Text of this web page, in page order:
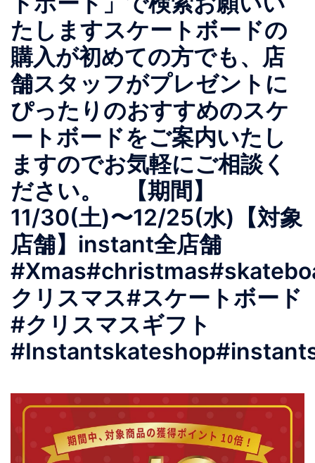
たしますスケートボードの
購入が初めての方でも、店
舗スタッフがプレゼントに
ぴったりのおすすめのスケ
ートボードをご案内いたし
ますのでお気軽にご相談く
ださい。 【期間】
11/30(土)〜12/25(水)【対象
店舗】instant全店舗
クリスマス#スケートボード
#クリスマスギフト